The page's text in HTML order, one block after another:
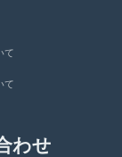
て
て
わせ